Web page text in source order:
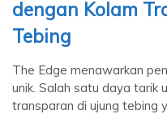
dengan Kolam
Tebing
The Edge menawarkan
unik. Salah satu daya tarik
transparan di ujung tebing